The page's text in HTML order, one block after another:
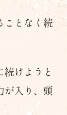
ことなく続
けようと
が入り、頭